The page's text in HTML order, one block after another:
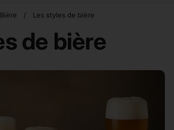
/ Les styles de bière
de bière